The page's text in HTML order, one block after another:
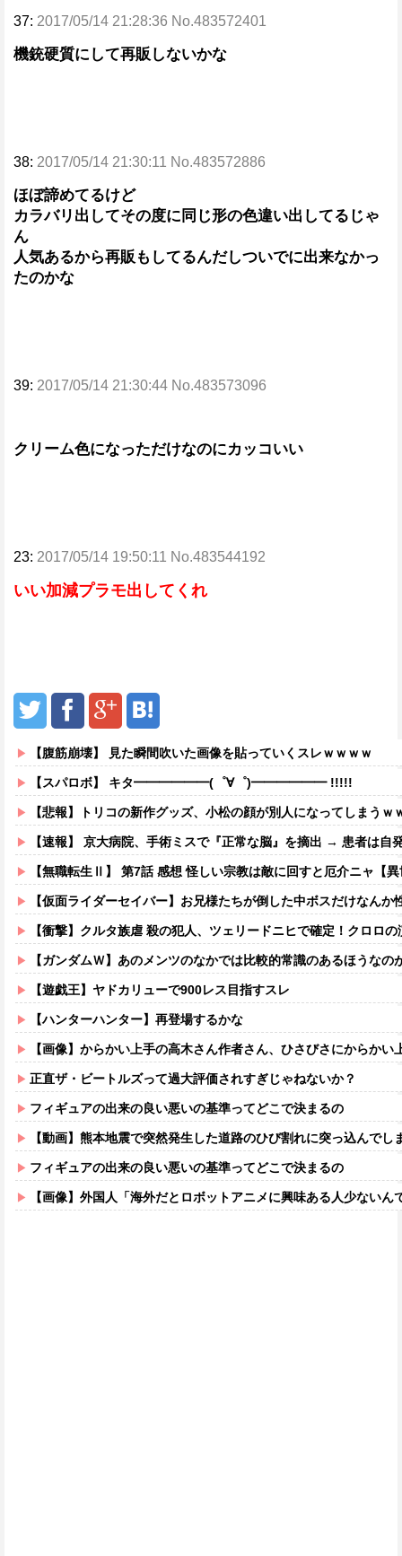
37: 2017/05/14 21:28:36 No.483572401
機銃硬質にして再販しないかな
38: 2017/05/14 21:30:11 No.483572886
ほぼ諦めてるけど
カラバリ出してその度に同じ形の色違い出してるじゃ
ん
人気あるから再販もしてるんだしついでに出来なかっ
たのかな
39: 2017/05/14 21:30:44 No.483573096
クリーム色になっただけなのにカッコいい
23: 2017/05/14 19:50:11 No.483544192
いい加減プラモ出してくれ
【腹筋崩壊】 見た瞬間吹いた画像を貼っていくスレｗｗｗｗ
【スパロボ】 キタ━━━━━━(゜∀゜)━━━━━━ !!!!!
【悲報】トリコの新作グッズ、小松の顔が別人になってしまうｗ
【速報】 京大病院、手術ミスで『正常な脳』を摘出 → 患者は自
【無職転生Ⅱ】 第7話 感想 怪しい宗教は敵に回すと厄介ニャ【
【仮面ライダーセイバー】お兄様たちが倒した中ボスだけなん
【衝撃】クルタ族虐 殺の犯人、ツェリードニヒで確定！クロロの演劇の
【ガンダムＷ】あのメンツのなかでは比較的常識のあるほうなの
【遊戯王】ヤドカリューで900レス目指すスレ
【ハンターハンター】再登場するかな
【画像】からかい上手の高木さん作者さん、ひさびさにからかい上手の高木
正直ザ・ビートルズって過大評価されすぎじゃねないか？
フィギュアの出来の良い悪いの基準ってどこで決まるの
【動画】熊本地震で突然発生した道路のひび割れに突っ込んでし
フィギュアの出来の良い悪いの基準ってどこで決まるの
【画像】外国人「海外だとロボットアニメに興味ある人少ないん